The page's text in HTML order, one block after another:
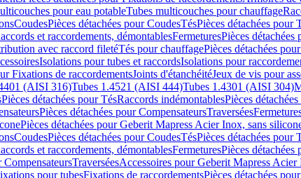
pour eau potableTubes multicouches pour chauffage
CoudesPièces détachées pour CoudesTésPièces détachées pour
et raccordements, démontablesFermeturesPièces détachées
avec raccord filetéTés pour chauffagePièces détachées
Isolations pour tubes et raccordsIsolations pour
Fixations de raccordementsJoints d'étanchéitéJeux de vis pour
(AISI 316)Tubes 1.4521 (AISI 444)Tubes 1.4301 (AISI 304)
Pièces détachées pour TésRaccords indémontablesPièces
Pièces détachées pour CompensateursTraversées
Pièces détachées pour Geberit Mapress Acier Inox, sans
CoudesPièces détachées pour CoudesTésPièces détachées pour
et raccordements, démontablesFermeturesPièces détachées
CompensateursTraverséesAccessoires pour Geberit Mapress Acier
pour tubesFixations de raccordementsPièces détachées